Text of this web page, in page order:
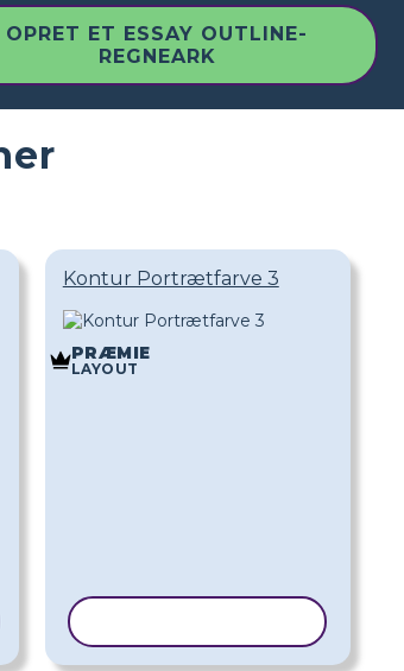
OPRET ET ESSAY OUTLINE-
REGNEARK
Kontur Portrætfarve 3
PRÆMIE
LAYOUT